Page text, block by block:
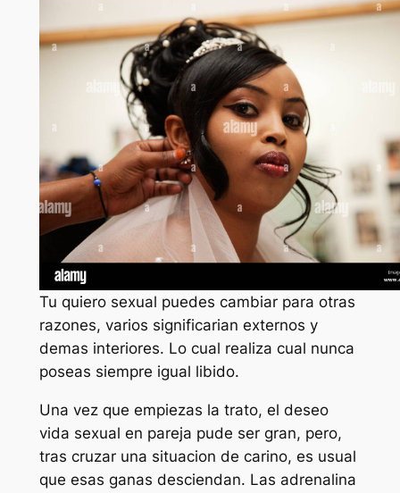
Tu quiero sexual puedes cambiar para otras
razones, varios significarian externos y
demas interiores. Lo cual realiza cual nunca
poseas siempre igual libido.
Una vez que empiezas la trato, el deseo
vida sexual en pareja pude ser gran, pero,
tras cruzar una situacion de carino, es usual
que esas ganas desciendan. Las adrenalina